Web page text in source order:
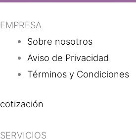
EMPRESA
Sobre nosotros
Aviso de Privacidad
Términos y Condiciones
cotización
SERVICIOS